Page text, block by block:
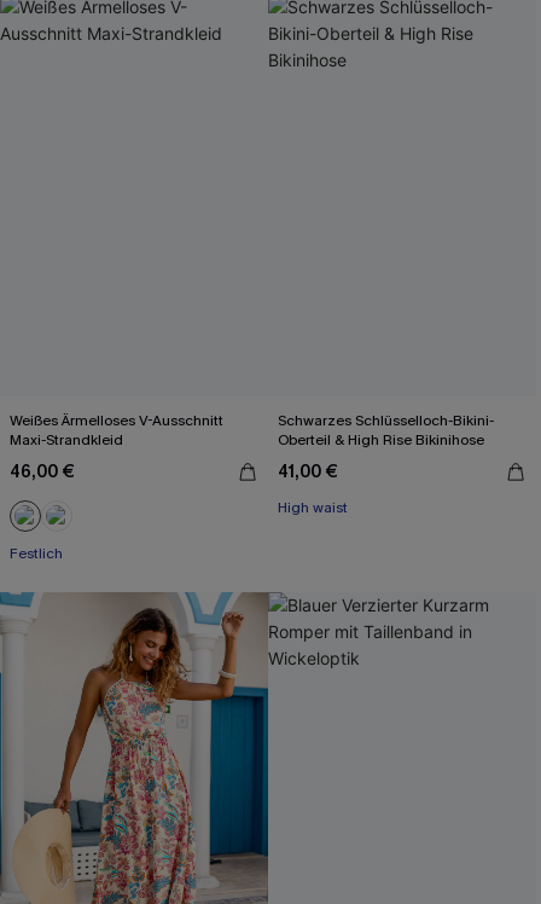
Weißes Ärmelloses V-Ausschnitt
Maxi-Strandkleid
46,00 €
Festlich
Schwarzes Schlüsselloch-Bikini-
Oberteil & High Rise Bikinihose
41,00 €
High waist